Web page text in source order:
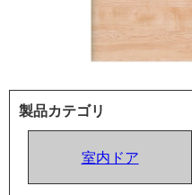
製品カテゴリ
室内ドア